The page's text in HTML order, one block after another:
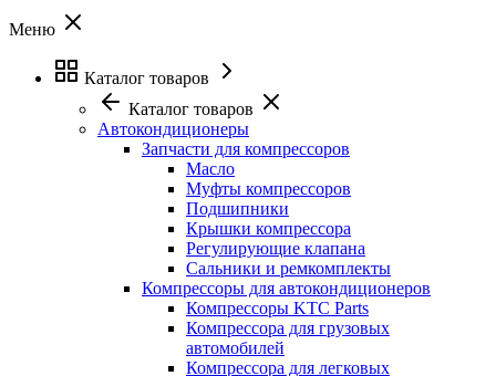
Меню
Каталог товаров
Каталог товаров
Автокондиционеры
Запчасти для компрессоров
Масло
Муфты компрессоров
Подшипники
Крышки компрессора
Регулирующие клапана
Сальники и ремкомплекты
Компрессоры для автокондиционеров
Компрессоры KTC Parts
Компрессора для грузовых
автомобилей
Компрессора для легковых